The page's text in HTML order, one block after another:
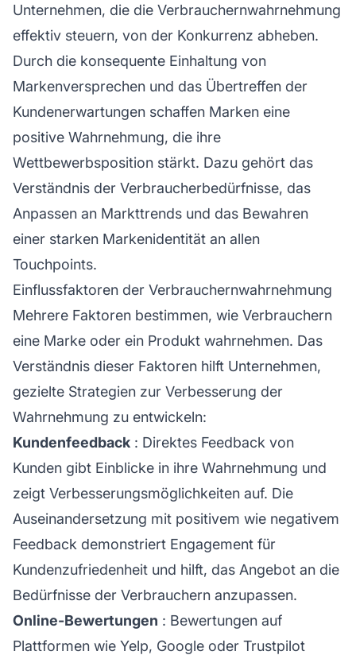
Unternehmen, die die Verbrauchernwahrnehmung
effektiv steuern, von der Konkurrenz abheben.
Durch die konsequente Einhaltung von
Markenversprechen und das Übertreffen der
Kundenerwartungen schaffen Marken eine
positive Wahrnehmung, die ihre
Wettbewerbsposition stärkt. Dazu gehört das
Verständnis der Verbraucherbedürfnisse, das
Anpassen an Markttrends und das Bewahren
einer starken Markenidentität an allen
Touchpoints.
Einflussfaktoren der Verbrauchernwahrnehmung
Mehrere Faktoren bestimmen, wie Verbrauchern
eine Marke oder ein Produkt wahrnehmen. Das
Verständnis dieser Faktoren hilft Unternehmen,
gezielte Strategien zur Verbesserung der
Wahrnehmung zu entwickeln:
Kundenfeedback : Direktes Feedback von
Kunden gibt Einblicke in ihre Wahrnehmung und
zeigt Verbesserungsmöglichkeiten auf. Die
Auseinandersetzung mit positivem wie negativem
Feedback demonstriert Engagement für
Kundenzufriedenheit und hilft, das Angebot an die
Bedürfnisse der Verbrauchern anzupassen.
Online-Bewertungen : Bewertungen auf
Plattformen wie Yelp, Google oder Trustpilot